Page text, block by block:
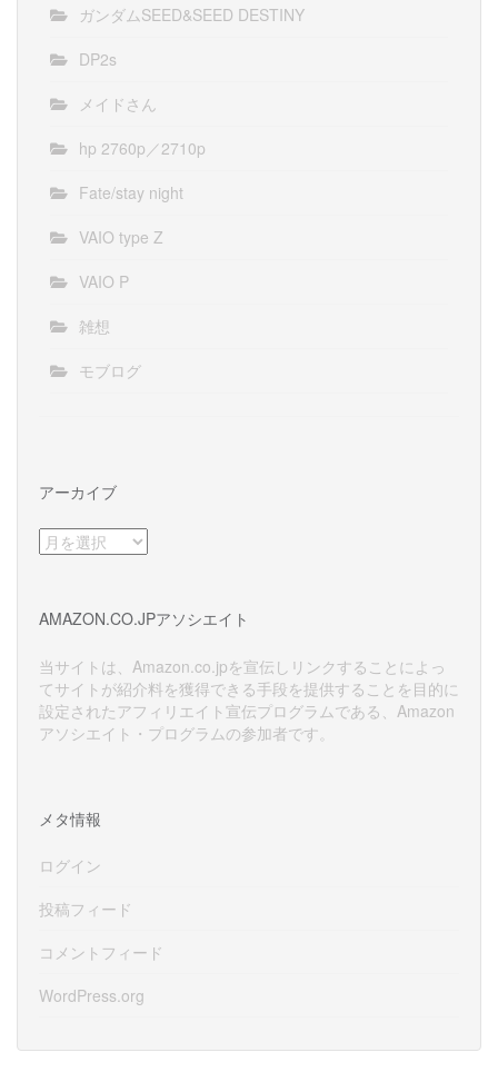
ガンダムSEED&SEED DESTINY
DP2s
メイドさん
hp 2760p／2710p
Fate/stay night
VAIO type Z
VAIO P
雑想
モブログ
アーカイブ
ア
ー
ブ
AMAZON.CO.JPアソシエイト
当サイトは、Amazon.co.jpを宣伝しリンクすることによっ
てサイトが紹介料を獲得できる手段を提供することを目的に
設定されたアフィリエイト宣伝プログラムである、Amazon
アソシエイト・プログラムの参加者です。
メタ情報
ログイン
投稿フィード
コメントフィード
WordPress.org